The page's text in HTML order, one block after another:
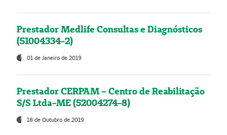
Prestador Medlife Consultas e Diagnósticos
(51004334-2)
01 de Janeiro de 2019
Prestador CERPAM – Centro de Reabilitação
S/S Ltda-ME (52004274-8)
18 de Outubro de 2019